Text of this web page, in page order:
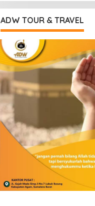
ADW TOUR & TRAVEL